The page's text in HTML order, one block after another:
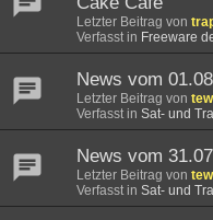
Letzter Beitrag von
Verfasst in Freeware
News vom
Letzter Beitrag von
Verfasst in Sat- und
News vom
Letzter Beitrag von
Verfasst in Sat- und